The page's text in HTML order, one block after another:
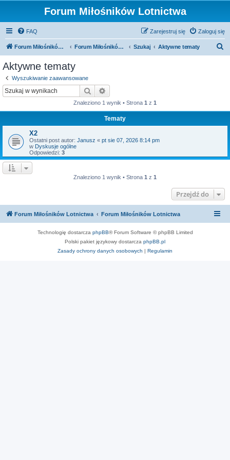
Forum Miłośników Lotnictwa
FAQ Zaloguj się
Zarejestruj się
Forum Miłośników Lotnictwa Forum Miłośników Lotnictwa Szukaj Aktywne tematy
Aktywne tematy
Wyszukiwanie zaawansowane
Szukaj
Znaleziono 1 wynik • Strona 1 z 1
Tematy
X2
Ostatni post autor: Janusz « pt sie 07, 2026 8:14 pm
w Dyskusje ogólne
Odpowiedzi: 3
Znaleziono 1 wynik • Strona 1 z 1
Przejdź do
Forum Miłośników Lotnictwa Forum Miłośników Lotnictwa
Technologię dostarcza phpBB® Forum Software © phpBB Limited
Polski pakiet językowy dostarcza phpBB.pl
Zasady ochrony danych osobowych | Regulamin